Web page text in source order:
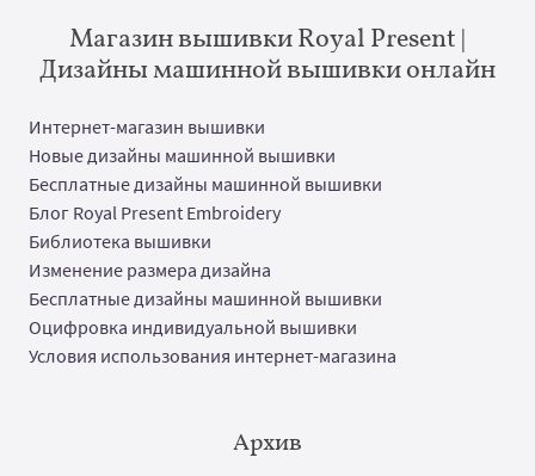
Магазин вышивки Royal Present |
Дизайны машинной вышивки онлайн
Интернет-магазин вышивки
Новые дизайны машинной вышивки
Бесплатные дизайны машинной вышивки
Блог Royal Present Embroidery
Библиотека вышивки
Изменение размера дизайна
Бесплатные дизайны машинной вышивки
Оцифровка индивидуальной вышивки
Условия использования интернет-магазина
Архив